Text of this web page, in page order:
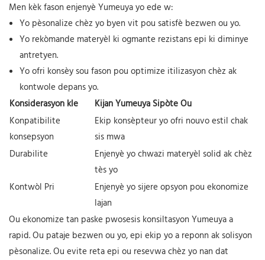
Men kèk fason enjenyè Yumeuya yo ede w:
Yo pèsonalize chèz yo byen vit pou satisfè bezwen ou yo.
Yo rekòmande materyèl ki ogmante rezistans epi ki diminye
antretyen.
Yo ofri konsèy sou fason pou optimize itilizasyon chèz ak
kontwole depans yo.
Konsiderasyon kle
Kijan Yumeuya Sipòte Ou
Konpatibilite
konsepsyon
Ekip konsèpteur yo ofri nouvo estil chak
sis mwa
Durabilite
Enjenyè yo chwazi materyèl solid ak chèz
tès yo
Kontwòl Pri
Enjenyè yo sijere opsyon pou ekonomize
lajan
Ou ekonomize tan paske pwosesis konsiltasyon Yumeuya a
rapid. Ou pataje bezwen ou yo, epi ekip yo a reponn ak solisyon
pèsonalize. Ou evite reta epi ou resevwa chèz yo nan dat